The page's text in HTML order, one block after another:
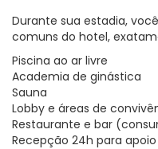
Durante sua estadia,
comuns do hotel,
Piscina ao ar livre
Academia de ginástica
Sauna
Lobby e áreas de
Restaurante e bar
Recepção 24h para